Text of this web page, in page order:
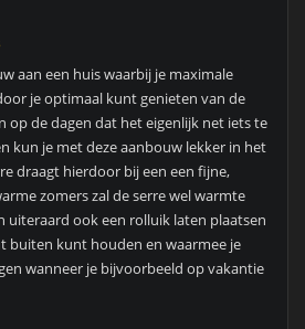
aan een huis waarbij je maximale
je optimaal kunt genieten van de
op de dagen dat het eigenlijk net iets te
kun je met deze aanbouw lekker in het
draagt hierdoor bij een een fijne,
zomers zal de serre wel warmte
uiteraard ook een rolluik laten plaatsen
buiten kunt houden en waarmee je
wanneer je bijvoorbeeld op vakantie